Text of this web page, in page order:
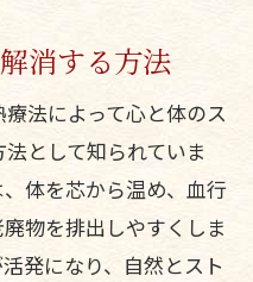
整える方法
す癒し効果
リラクゼーション
つ秘訣
の楽しみ方
消する方法
法によって心と体のス
として知られていま
体を芯から温め、血行
物を排出しやすくしま
発になり、自然とスト